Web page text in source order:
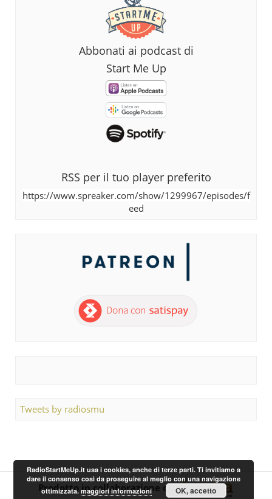
Abbonati ai podcast di
Start Me Up
RSS per il tuo player preferito
https://www.spreaker.com/show/1299967/episodes/f
eed
Tweets by radiosmu
Prodotto in collaborazione con
RadioStartMeUp.it usa i cookies, anche di terze parti. Ti invitiamo a
dare il consenso così da proseguire al meglio con una navigazione
ottimizzata. maggiori informazioni OK, accetto